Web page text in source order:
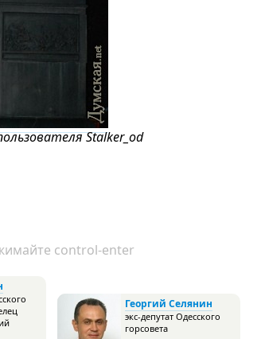
Stalker_od
control-enter
Георгий Селянин
экс-депутат Одесского
горсовета